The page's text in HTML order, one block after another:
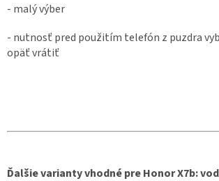
- malý výber
- nutnosť pred použitím telefón z puzdra
opäť vrátiť
Ďalšie varianty vhodné pre Honor X7b: